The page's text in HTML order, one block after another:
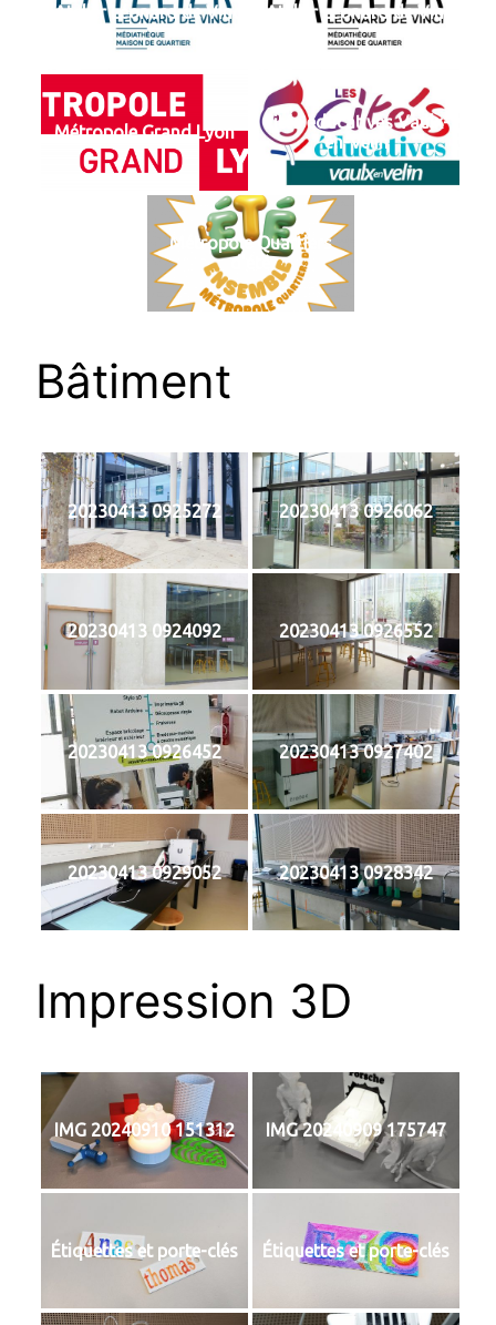
L’Atelier Léonard de Vinci L’Atelier Léonard de Vinci
Métropole Grand Lyon
Cités éducatives Vaulx-
en-Velin
Métropole Quartiers
d’été
Bâtiment
20230413 0925272 20230413 0926062
20230413 0924092 20230413 0926552
20230413 0926452 20230413 0927402
20230413 0929052 20230413 0928342
Impression 3D
IMG 20240910 151312 IMG 20240909 175747
Étiquettes et porte-clés Étiquettes et porte-clés